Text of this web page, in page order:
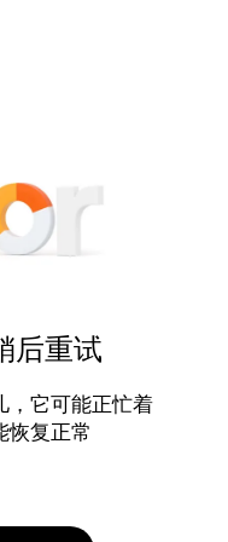
后重试
，它可能正忙着
恢复正常